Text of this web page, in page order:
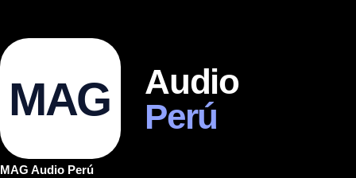
MAG
Audio
Perú
MAG Audio Perú